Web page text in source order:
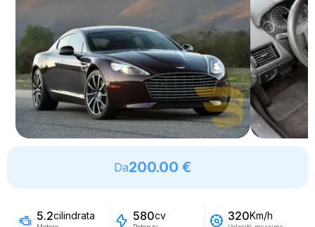
Da200.00 €
5.2cilindrata 580cv 320Km/h